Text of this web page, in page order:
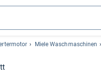
Miele Waschmaschinen